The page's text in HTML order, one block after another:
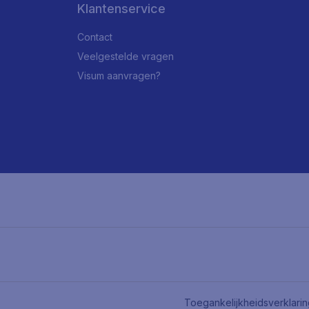
Klantenservice
Contact
Veelgestelde vragen
Visum aanvragen?